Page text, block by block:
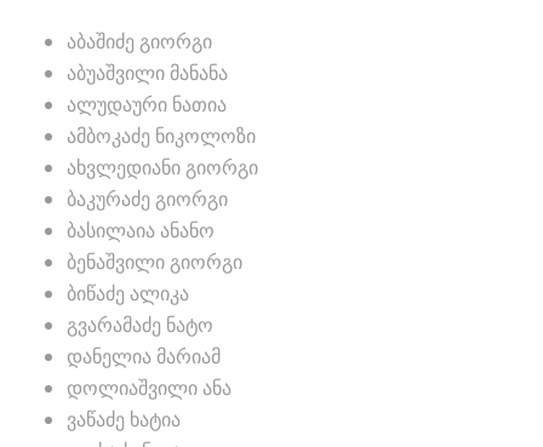
აბაშიძე გიორგი
აბუაშვილი მანანა
ალუდაური ნათია
ამბოკაძე ნიკოლოზი
ახვლედიანი გიორგი
ბაკურაძე გიორგი
ბასილაია ანანო
ბენაშვილი გიორგი
ბიწაძე ალიკა
გვარამაძე ნატო
დანელია მარიამ
დოლიაშვილი ანა
ვაწაძე ხატია